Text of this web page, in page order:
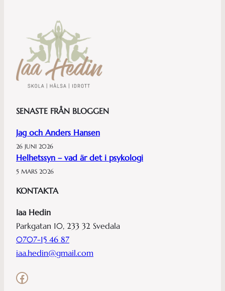
SENASTE FRÅN BLOGGEN
Jag och Anders Hansen
26 JUNI 2026
Helhetssyn – vad är det i psykologi
5 MARS 2026
KONTAKTA
Iaa Hedin
Parkgatan 10, 233 32 Svedala
0707-15 46 87
iaa.hedin@gmail.com
Facebook